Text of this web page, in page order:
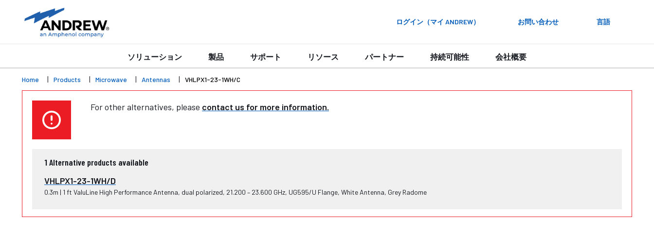
ログイン（マイ ANDREW） お問い合わせ 言語
ソリューション 製品 サポート リソース パートナー 持続可能性 会社概要
Home Products Microwave Antennas VHLPX1-23-1WH/C
For other alternatives, please contact us for more information.
1Alternative products available
VHLPX1-23-1WH/D
0.3m | 1 ft ValuLine High Performance Antenna, dual polarized, 21.200 – 23.600 GHz, UG595/U Flange, White Antenna, Grey Radome